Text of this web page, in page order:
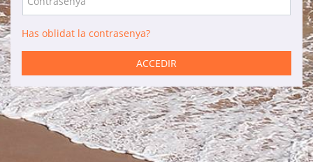
Localització
Serveis
Lloguer de cotxes
Manteniment
Reformes
Has oblidat la contrasenya?
ACCEDIR